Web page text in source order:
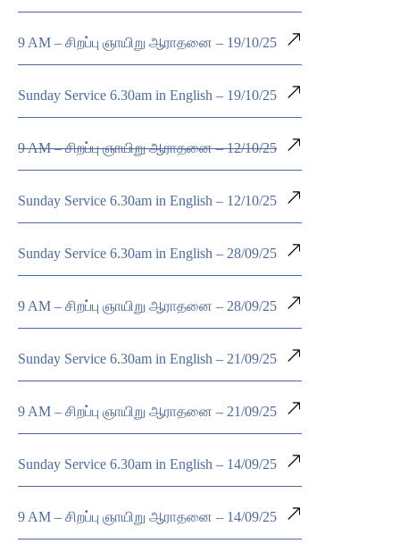
9 AM – சிறப்பு ஞாயிறு ஆராதனை – 19/10/25
Sunday Service 6.30am in English – 19/10/25
9 AM – சிறப்பு ஞாயிறு ஆராதனை – 12/10/25
Sunday Service 6.30am in English – 12/10/25
Sunday Service 6.30am in English – 28/09/25
9 AM – சிறப்பு ஞாயிறு ஆராதனை – 28/09/25
Sunday Service 6.30am in English – 21/09/25
9 AM – சிறப்பு ஞாயிறு ஆராதனை – 21/09/25
Sunday Service 6.30am in English – 14/09/25
9 AM – சிறப்பு ஞாயிறு ஆராதனை – 14/09/25